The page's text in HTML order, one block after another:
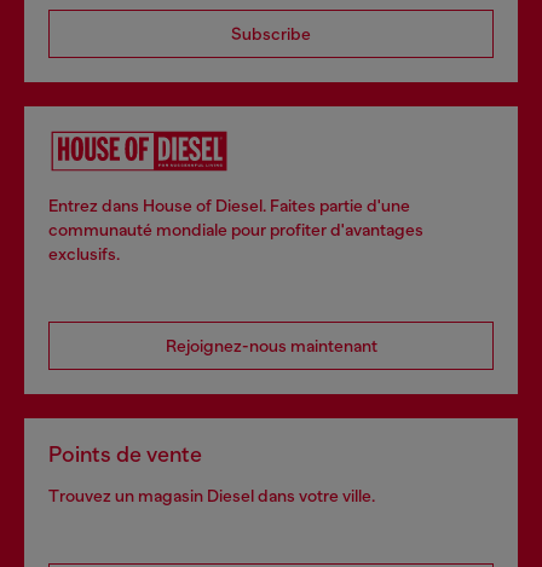
Subscribe
Entrez dans House of Diesel. Faites partie d'une
communauté mondiale pour profiter d'avantages
exclusifs.
Rejoignez-nous maintenant
Points de vente
Trouvez un magasin Diesel dans votre ville.